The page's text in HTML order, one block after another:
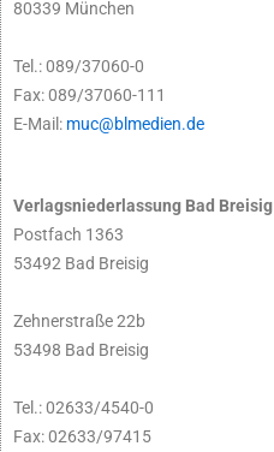
80339 München
Tel.: 089/37060-0
Fax: 089/37060-111
E-Mail: muc@blmedien.de
Verlagsniederlassung Bad Breisig
Postfach 1363
53492 Bad Breisig
Zehnerstraße 22b
53498 Bad Breisig
Tel.: 02633/4540-0
Fax: 02633/97415